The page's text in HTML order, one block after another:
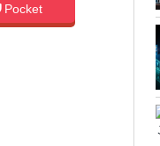
Pocket